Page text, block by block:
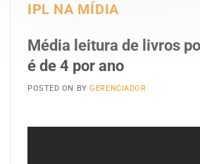
IPL NA MÍDIA
Média leitura de livros
é de 4 por ano
POSTED ON BYGERENCIADOR